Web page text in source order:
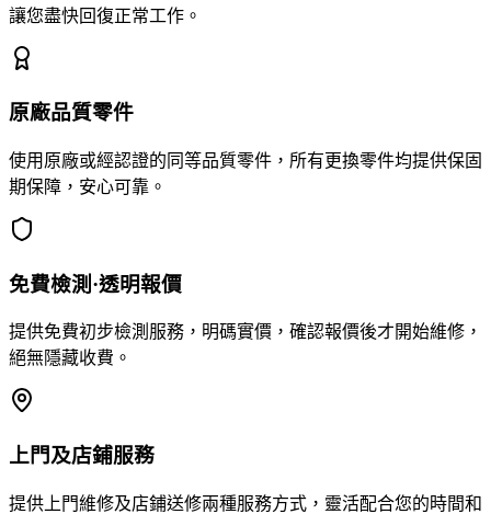
讓您盡快回復正常工作。
原廠品質零件
使用原廠或經認證的同等品質零件，所有更換零件均提供保固
期保障，安心可靠。
免費檢測·透明報價
提供免費初步檢測服務，明碼實價，確認報價後才開始維修，
絕無隱藏收費。
上門及店鋪服務
提供上門維修及店鋪送修兩種服務方式，靈活配合您的時間和